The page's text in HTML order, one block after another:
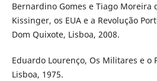
Bernardino Gomes e Tiago Moreira
Kissinger, os EUA e a Revolução
Dom Quixote, Lisboa, 2008.
Eduardo Lourenço, Os Militares e o
Lisboa, 1975.